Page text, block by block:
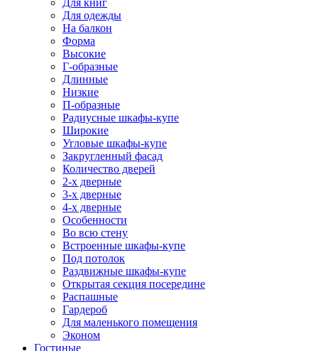
Для книг
Для одежды
На балкон
Форма
Высокие
Г-образные
Длинные
Низкие
П-образные
Радиусные шкафы-купе
Широкие
Угловые шкафы-купе
Закругленный фасад
Количество дверей
2-х дверные
3-х дверные
4-х дверные
Особенности
Во всю стену
Встроенные шкафы-купе
Под потолок
Раздвижные шкафы-купе
Открытая секция посередине
Распашные
Гардероб
Для маленького помещения
Эконом
Гостиные